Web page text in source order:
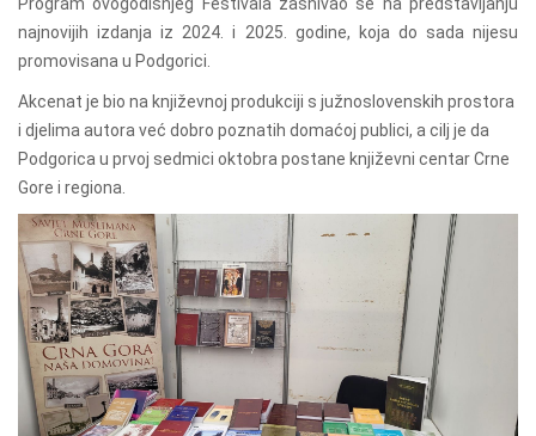
najnovijih izdanja iz 2024. i 2025. godine, koja do sada nijesu
promovisana u Podgorici.
Akcenat je bio na književnoj produkciji s južnoslovenskih prostora
i djelima autora već dobro poznatih domaćoj publici, a cilj je da
Podgorica u prvoj sedmici oktobra postane književni centar Crne
Gore i regiona.